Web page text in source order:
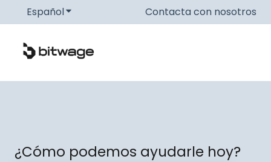
EspañolTraducciones de Mostrar submenú de
Contacta con nosotros
¿Cómo podemos ayudarle hoy?